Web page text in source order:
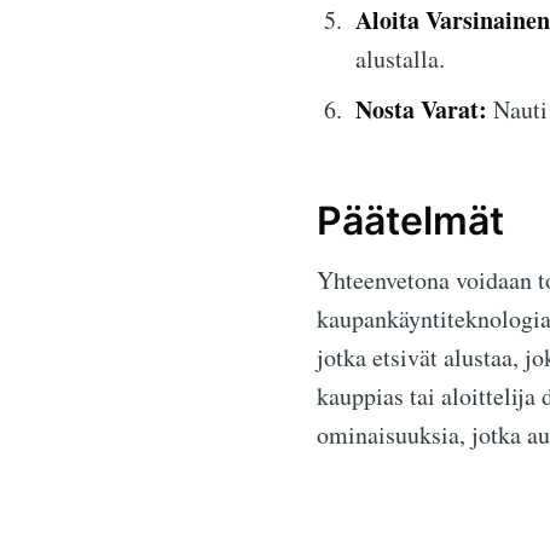
Aloita
alustalla.
Nosta Varat:
Päätelmät
Yhteenvetona voidaan
jotka etsivät alustaa,
kauppias tai aloittelija
ominaisuuksia, jotka